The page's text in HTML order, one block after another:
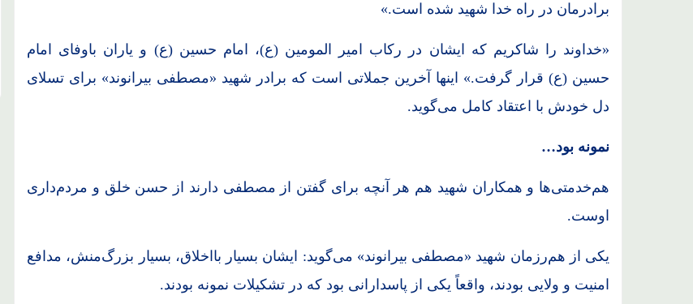
برادرمان در راه خدا شهید شده است.»
«خداوند را شاکریم که ایشان در رکاب امیر المومین (ع)، امام حسین (ع) و یاران باوفای امام
حسین (ع) قرار گرفت.» اینها آخرین جملاتی است که برادر شهید «مصطفی بیرانوند» برای تسلای
دل خودش با اعتقاد کامل می‌گوید.
نمونه بود…
هم‌خدمتی‌ها و همکاران شهید هم هر آنچه برای گفتن از مصطفی دارند از حسن خلق و مردم‌داری
اوست.
یکی از هم‌رزمان شهید «مصطفی بیرانوند» می‌گوید: ایشان بسیار بااخلاق، بسیار بزرگ‌منش، مدافع
امنیت و ولایی بودند، واقعاً یکی از پاسدارانی بود که در تشکیلات نمونه بودند.